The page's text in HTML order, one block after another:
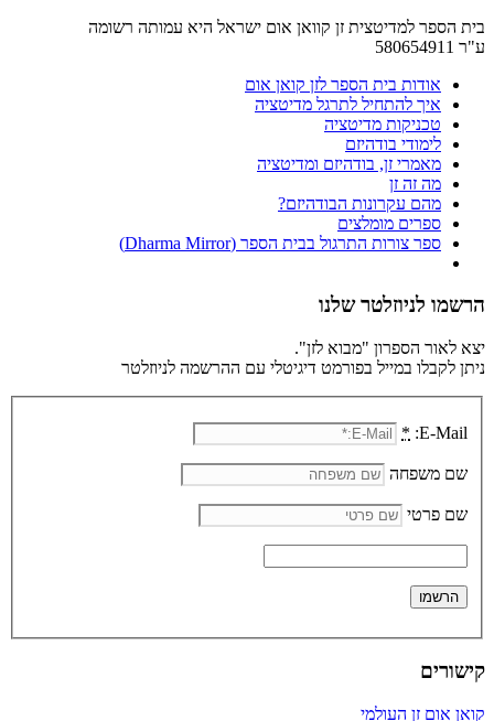
בית הספר למדיטצית זן קוואן אום ישראל היא עמותה רשומה
ע"ר 580654911
אודות בית הספר לזן קואן אום
איך להתחיל לתרגל מדיטציה
טכניקות מדיטציה
לימודי בודהיזם
מאמרי זן, בודהיזם ומדיטציה
מה זה זן
מהם עקרונות הבודהיזם?
ספרים מומלצים
ספר צורות התרגול בבית הספר (Dharma Mirror)
הרשמו לניוזלטר שלנו
יצא לאור הספרון "מבוא לזן".
ניתן לקבלו במייל בפורמט דיגיטלי עם ההרשמה לניוזלטר
E-Mail:
*
שם משפחה
שם פרטי
קישורים
קואן אום זן העולמי